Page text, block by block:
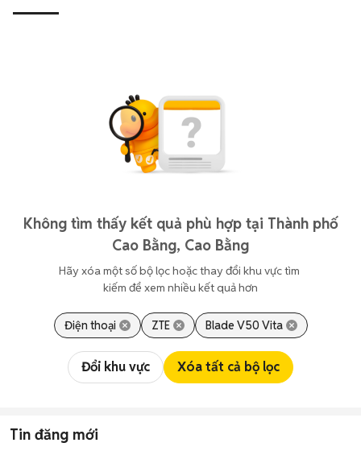
Không tìm thấy kết quả phù hợp tại Thành phố
Cao Bằng, Cao Bằng
Hãy xóa một số bộ lọc hoặc thay đổi khu vực tìm
kiếm để xem nhiều kết quả hơn
Điện thoại ZTE Blade V50 Vita
Đổi khu vực Xóa tất cả bộ lọc
Tin đăng mới